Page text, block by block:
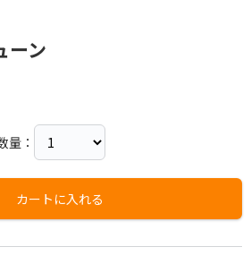
ーン
量：
カートに入れる